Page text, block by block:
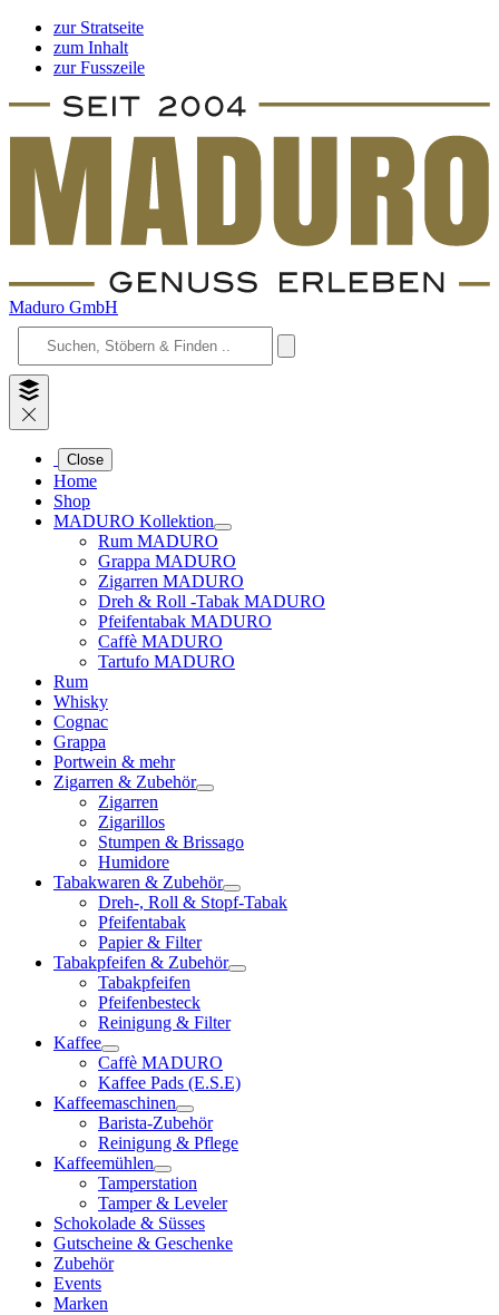
zur Stratseite
zum Inhalt
zur Fusszeile
Maduro GmbH
Close
Home
Shop
MADURO Kollektion
Rum MADURO
Grappa MADURO
Zigarren MADURO
Dreh & Roll -Tabak MADURO
Pfeifentabak MADURO
Caffè MADURO
Tartufo MADURO
Rum
Whisky
Cognac
Grappa
Portwein & mehr
Zigarren & Zubehör
Zigarren
Zigarillos
Stumpen & Brissago
Humidore
Tabakwaren & Zubehör
Dreh-, Roll & Stopf-Tabak
Pfeifentabak
Papier & Filter
Tabakpfeifen & Zubehör
Tabakpfeifen
Pfeifenbesteck
Reinigung & Filter
Kaffee
Caffè MADURO
Kaffee Pads (E.S.E)
Kaffeemaschinen
Barista-Zubehör
Reinigung & Pflege
Kaffeemühlen
Tamperstation
Tamper & Leveler
Schokolade & Süsses
Gutscheine & Geschenke
Zubehör
Events
Marken